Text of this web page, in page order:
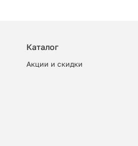
Каталог
Акции и скидки